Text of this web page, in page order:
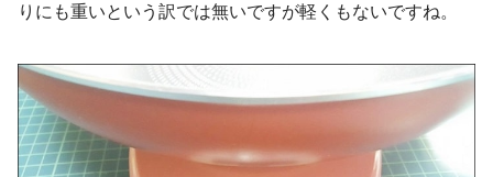
りにも重いという訳では無いですが軽くもないですね。